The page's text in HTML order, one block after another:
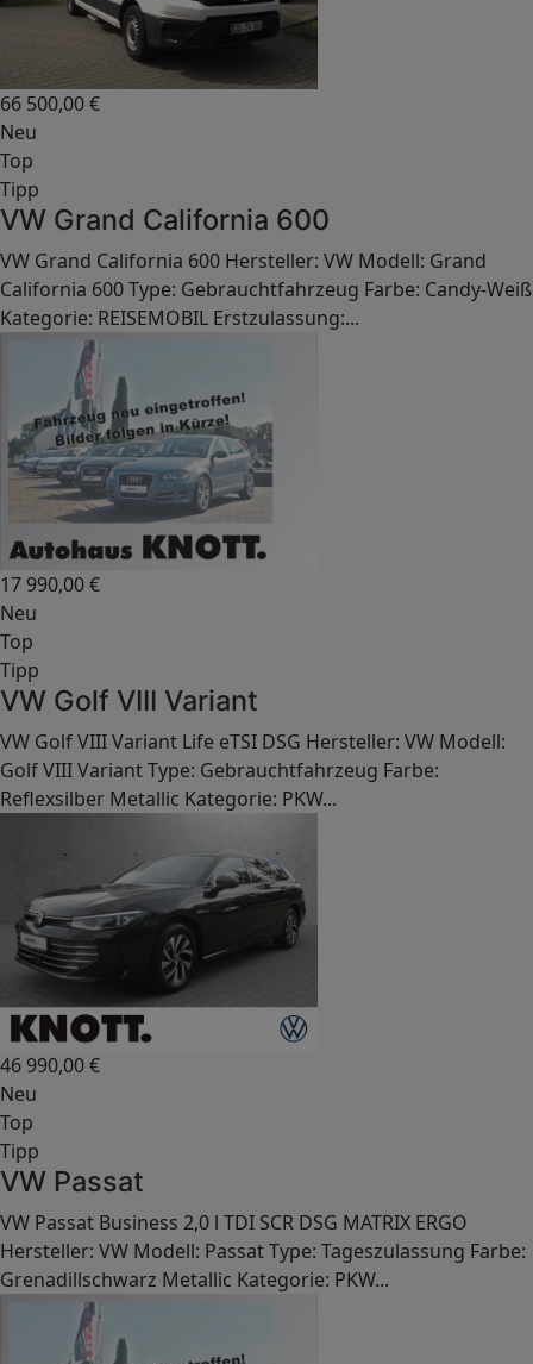
66 500,00€
Neu
Top
Tipp
VW Grand California 600
VW Grand California 600 Hersteller: VW Modell: Grand
California 600 Type: Gebrauchtfahrzeug Farbe: Candy-Weiß
Kategorie: REISEMOBIL Erstzulassung:...
17 990,00€
Neu
Top
Tipp
VW Golf VIII Variant
VW Golf VIII Variant Life eTSI DSG Hersteller: VW Modell:
Golf VIII Variant Type: Gebrauchtfahrzeug Farbe:
Reflexsilber Metallic Kategorie: PKW...
46 990,00€
Neu
Top
Tipp
VW Passat
VW Passat Business 2,0 l TDI SCR DSG MATRIX ERGO
Hersteller: VW Modell: Passat Type: Tageszulassung Farbe:
Grenadillschwarz Metallic Kategorie: PKW...